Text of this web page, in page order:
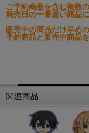
ご予約商品を含む複数
発売日の一番遅い商品
販売中の商品だけ早め
予約商品と販売中商品
関連商品